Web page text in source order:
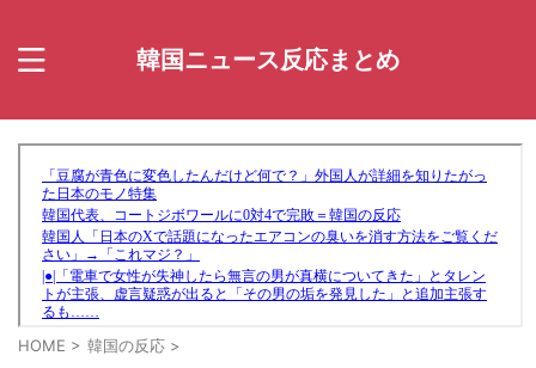
韓国ニュース反応まとめ
HOME > 韓国の反応 >